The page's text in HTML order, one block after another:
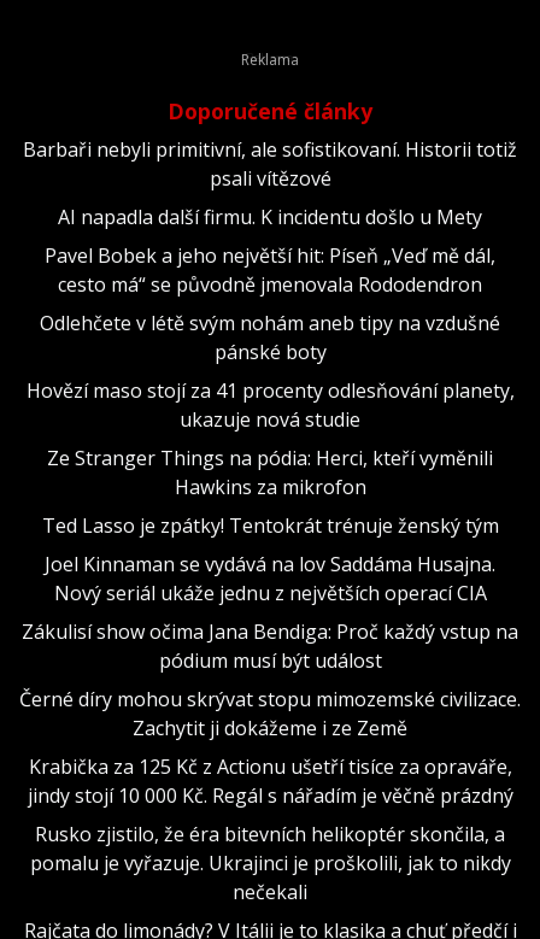
Doporučené články
Barbaři nebyli primitivní, ale sofistikovaní. Historii totiž
psali vítězové
AI napadla další firmu. K incidentu došlo u Mety
Pavel Bobek a jeho největší hit: Píseň „Veď mě dál,
cesto má“ se původně jmenovala Rododendron
Odlehčete v létě svým nohám aneb tipy na vzdušné
pánské boty
Hovězí maso stojí za 41 procenty odlesňování planety,
ukazuje nová studie
Ze Stranger Things na pódia: Herci, kteří vyměnili
Hawkins za mikrofon
Ted Lasso je zpátky! Tentokrát trénuje ženský tým
Joel Kinnaman se vydává na lov Saddáma Husajna.
Nový seriál ukáže jednu z největších operací CIA
Zákulisí show očima Jana Bendiga: Proč každý vstup na
pódium musí být událost
Černé díry mohou skrývat stopu mimozemské civilizace.
Zachytit ji dokážeme i ze Země
Krabička za 125 Kč z Actionu ušetří tisíce za opraváře,
jindy stojí 10 000 Kč. Regál s nářadím je věčně prázdný
Rusko zjistilo, že éra bitevních helikoptér skončila, a
pomalu je vyřazuje. Ukrajinci je proškolili, jak to nikdy
nečekali
Rajčata do limonády? V Itálii je to klasika a chuť předčí i